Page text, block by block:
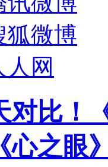
狐微博
人网
对比！
心之眼